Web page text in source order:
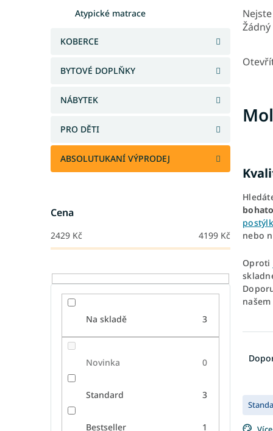
Atypické matrace
KOBERCE
BYTOVÉ DOPLŇKY
NÁBYTEK
PRO DĚTI
ABSOLUTUKANÍ VÝPRODEJ
Cena
2429 Kč 4199 Kč
Na skladě 3
Novinka 0
Standard 3
Bestseller 1
nebo
Oproti
n
p
V
ý
p